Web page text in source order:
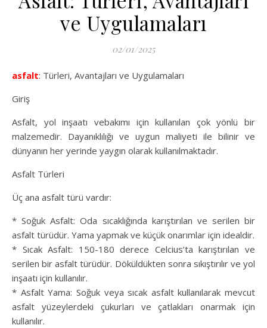
ve Uygulamaları
02/01/2025
asfalt: Türleri, Avantajları ve Uygulamaları
Giriş
Asfalt, yol inşaatı vebakımı için kullanılan çok yönlü bir
malzemedir. Dayanıklılığı ve uygun maliyeti ile bilinir ve
dünyanın her yerinde yaygın olarak kullanılmaktadır.
Asfalt Türleri
Üç ana asfalt türü vardır:
* Soğuk Asfalt: Oda sıcaklığında karıştırılan ve serilen bir
asfalt türüdür. Yama yapmak ve küçük onarımlar için idealdir.
* Sıcak Asfalt: 150-180 derece Celcius’ta karıştırılan ve
serilen bir asfalt türüdür. Döküldükten sonra sıkıştırılır ve yol
inşaatı için kullanılır.
* Asfalt Yama: Soğuk veya sıcak asfalt kullanılarak mevcut
asfalt yüzeylerdeki çukurları ve çatlakları onarmak için
kullanılır.